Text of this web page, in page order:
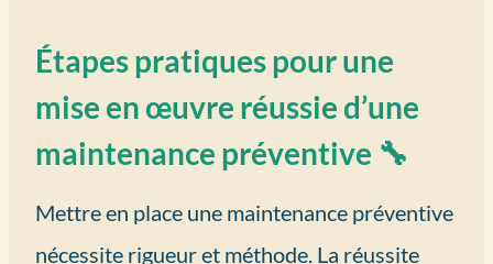
Étapes pratiques pour une
mise en œuvre réussie d’une
maintenance préventive 🔧
Mettre en place une maintenance préventive
nécessite rigueur et méthode. La réussite